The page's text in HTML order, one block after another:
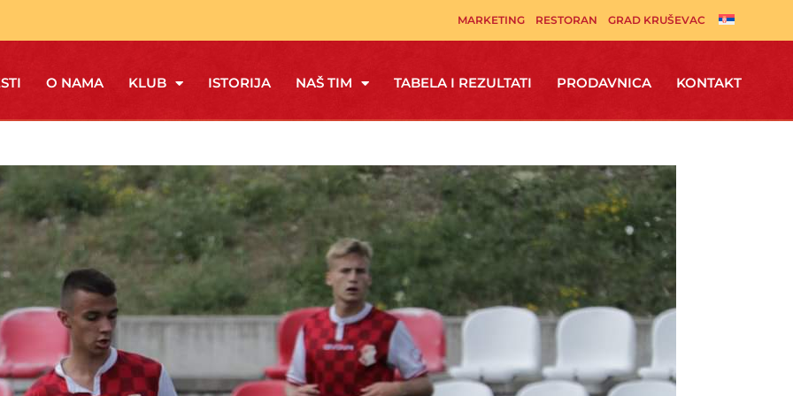
MARKETING RESTORAN GRAD KRUŠEVAC
O NAMA KLUB ISTORIJA NAŠ TIM TABELA I REZULTATI PRODAVNICA KONTAKT